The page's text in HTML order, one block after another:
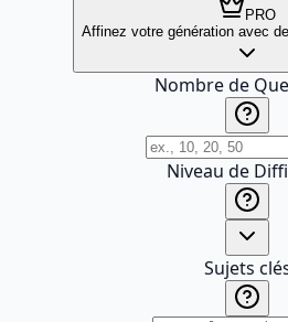
PRO
Affinez votre génération avec
Nombre de
Niveau de
Sujets